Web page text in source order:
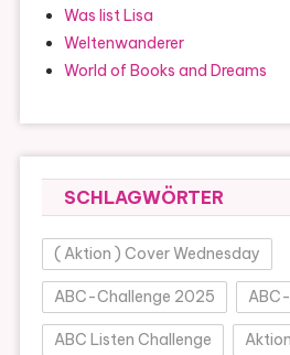
Was list Lisa
Weltenwanderer
World of Books and Dreams
SCHLAGWÖRTER
( Aktion ) Cover Wednesday
ABC-Challenge 2025
ABC Listen Challenge